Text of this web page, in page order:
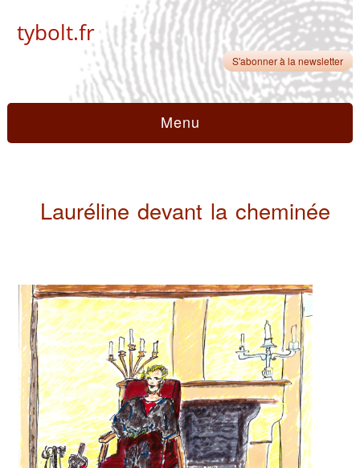
tybolt.fr
S'abonner à la newsletter
Menu
Lauréline devant la cheminée